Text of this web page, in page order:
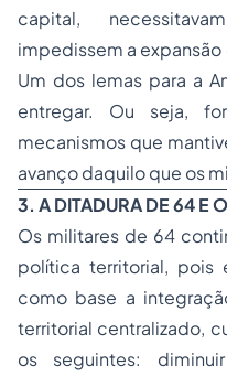
capital,
impedissem a
Um dos lemas para a
entregar. Ou seja,
mecanismos que
avanço daquilo que os
3. A DITADURA DE 64 E
Os militares de 64
política territorial, pois
como base a
territorial centralizado,
os seguintes: